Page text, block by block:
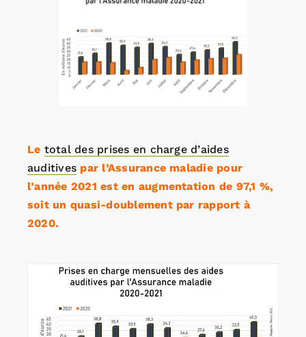
Le total des prises en charge d’aides
auditives par l’Assurance maladie pour
l’année 2021 est en augmentation de 97,1 %,
soit un quasi-doublement par rapport à
2020.